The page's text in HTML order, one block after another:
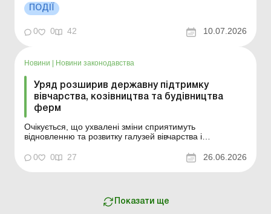
здійснити вже у І кварталі наступного року. Більше за
темою: Загибель посівів: документування, облік, ПДВ та
компенсація збитків Чи нараховується ПДВ у разі ...
ПОДІЇ
0 0 42 10.07.2026
Новини | Новини законодавства
Уряд розширив державну підтримку
вівчарства, козівництва та будівництва
ферм
Очікується, що ухвалені зміни сприятимуть
відновленню та розвитку галузей вівчарства і
та інвестиції у відповідну виробничу інфраструктуру, а
також посилять підтримку підприємств, які
0 0 27 26.06.2026
Показати ще